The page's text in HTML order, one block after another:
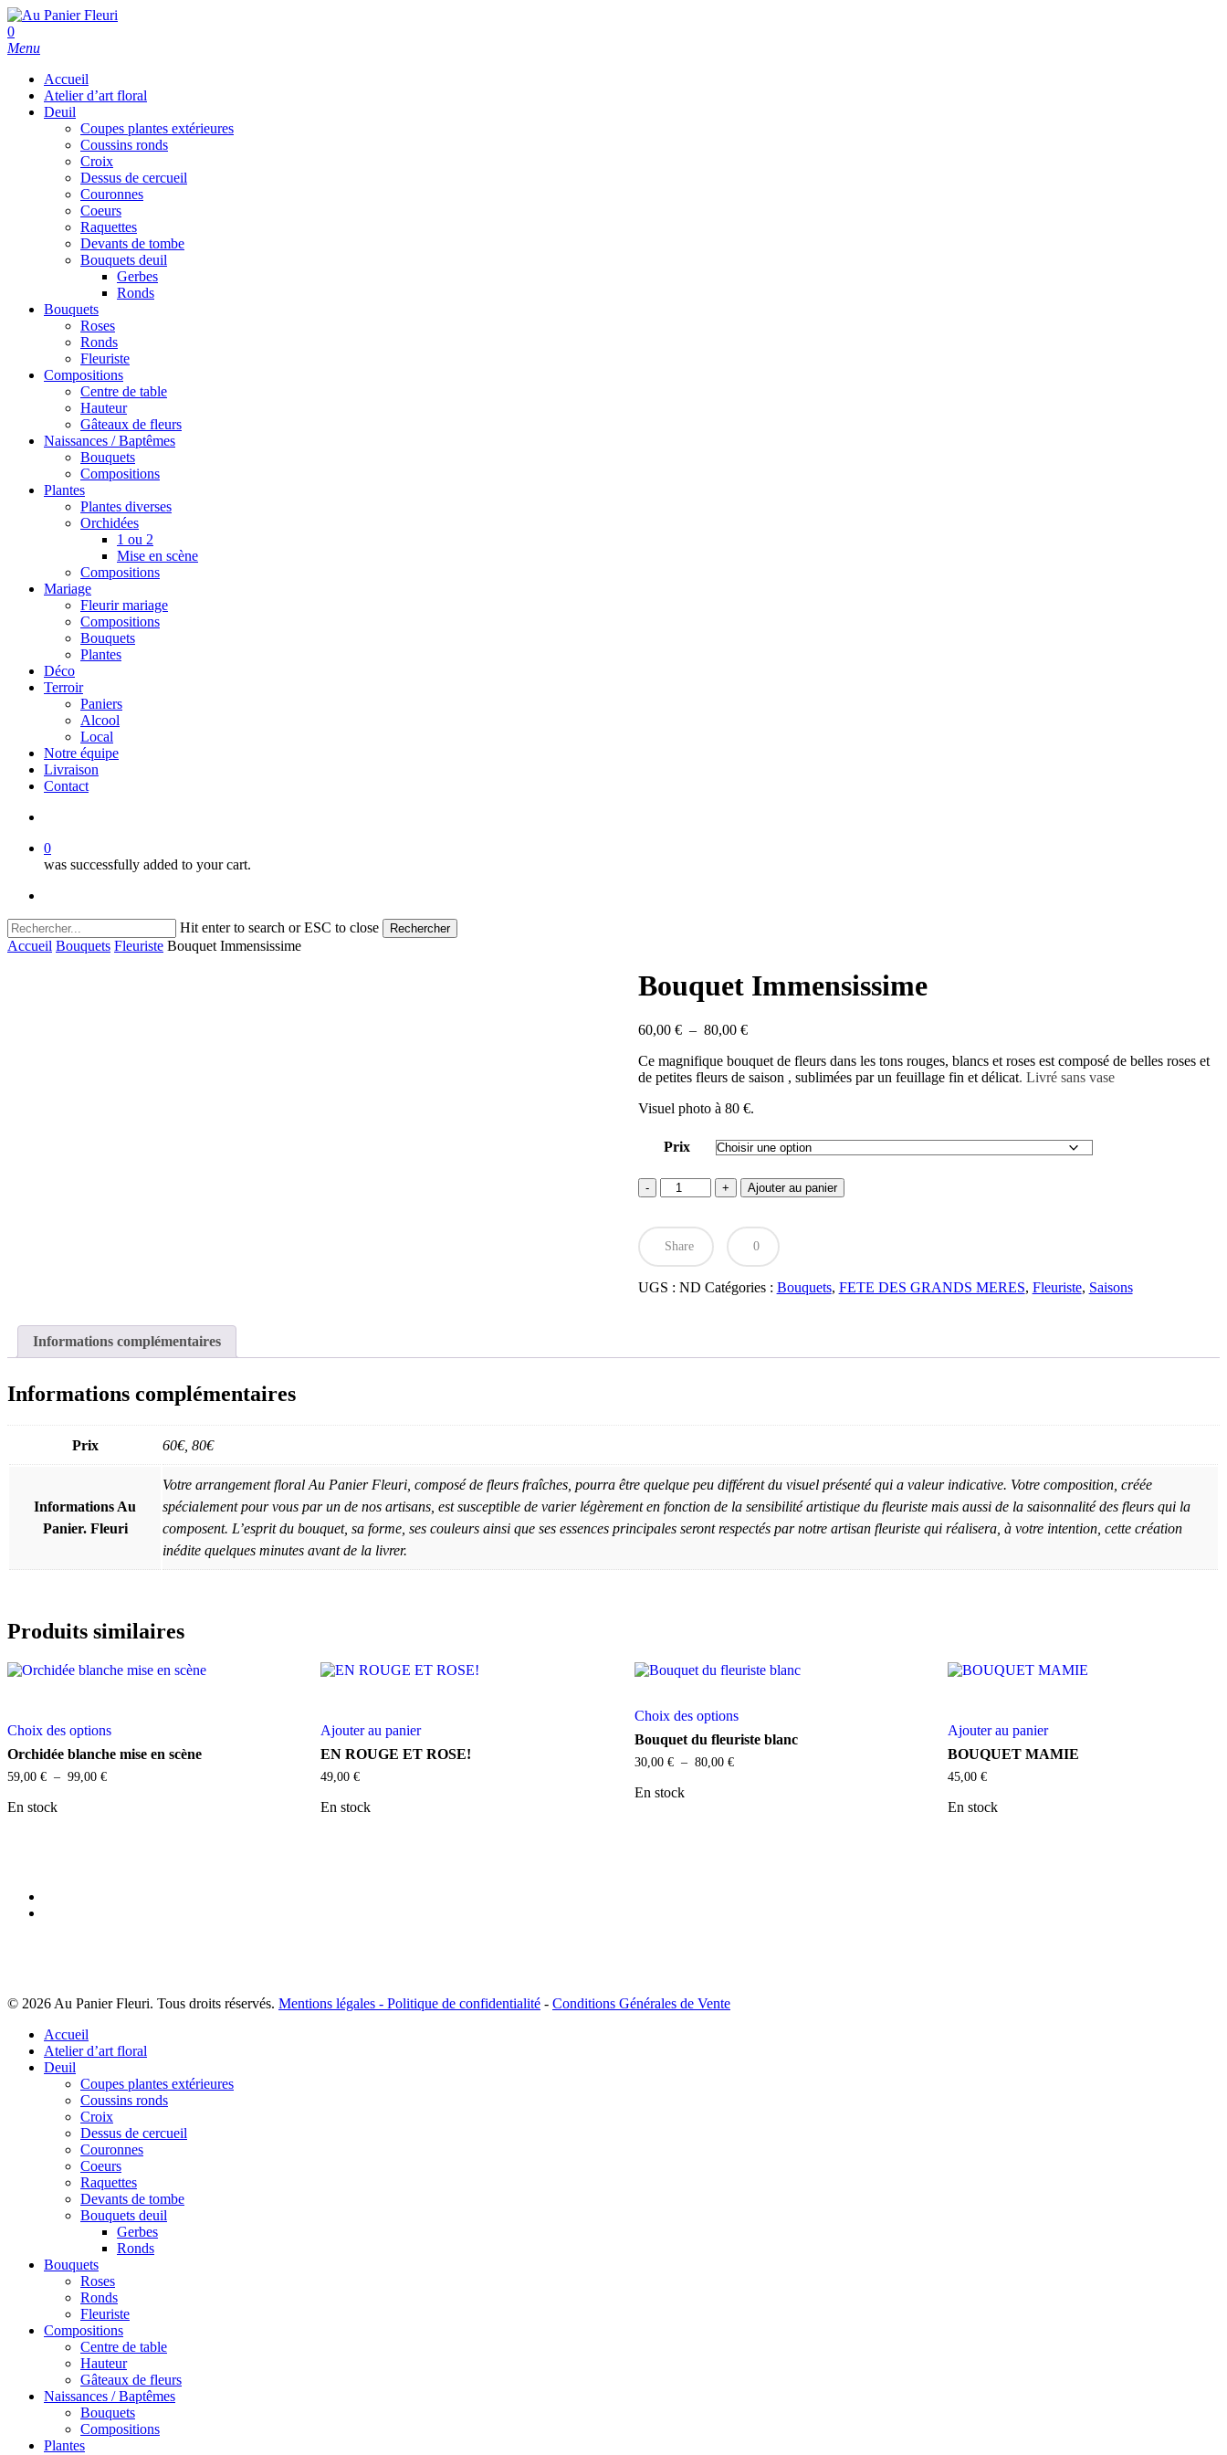
Skip
to
main
search
0
Menu
Accueil
Atelier d’art floral
Deuil
Coupes plantes extérieures
Coussins ronds
Croix
Dessus de cercueil
Couronnes
Coeurs
Raquettes
Devants de tombe
Bouquets deuil
Gerbes
Ronds
Bouquets
Roses
Ronds
Fleuriste
Compositions
Centre de table
Hauteur
Gâteaux de fleurs
Naissances / Baptêmes
Bouquets
Compositions
Plantes
Plantes diverses
Orchidées
1 ou 2
Mise en scène
Compositions
Mariage
Fleurir mariage
Compositions
Bouquets
Plantes
Déco
Terroir
Paniers
Alcool
Local
Notre équipe
Livraison
Contact
0
was successfully added to your cart.
Hit enter to search or ESC to close Rechercher
Close
Accueil Bouquets Fleuriste Bouquet Immensissime
Bouquet Immensissime
60,00 € – 80,00 €Plage
prix :
60,00 €
80,00 €
Ce magnifique bouquet de fleurs dans les tons rouges, blancs et roses est composé de belles roses et
de petites fleurs de saison , sublimées par un feuillage fin et délicat. Livré sans vase
Visuel photo à 80 €.
Prix
quantité
de
Immensissime
Ajouter au panier
Share 0
UGS : ND Catégories : Bouquets, FETE DES GRANDS MERES, Fleuriste, Saisons
Informations complémentaires
Informations complémentaires
Prix 60€, 80€
Informations Au
Panier. Fleuri
Votre arrangement floral Au Panier Fleuri, composé de fleurs fraîches, pourra être quelque peu différent du visuel présenté qui a valeur indicative. Votre composition, créée
spécialement pour vous par un de nos artisans, est susceptible de varier légèrement en fonction de la sensibilité artistique du fleuriste mais aussi de la saisonnalité des fleurs qui la
composent. L’esprit du bouquet, sa forme, ses couleurs ainsi que ses essences principales seront respectés par notre artisan fleuriste qui réalisera, à votre intention, cette création
inédite quelques minutes avant de la livrer.
Produits similaires
Choix des optionsproduit
plusieurs
Orchidée blanche mise en scène
59,00 € – 99,00 €Plage
En stock
Ajouter au panier
EN ROUGE ET ROSE!
49,00€
En stock
Choix des optionsproduit
a
plusieurs
Bouquet du fleuriste blanc
30,00 € – 80,00 €Plage
En stock
Ajouter au panier
BOUQUET MAMIE
45,00 €
En stock
© 2026 Au Panier Fleuri. Tous droits réservés. Mentions légales - Politique de confidentialité - Conditions Générales de Vente
Close
Menu
Accueil
Atelier d’art floral
Deuil
Coupes plantes extérieures
Coussins ronds
Croix
Dessus de cercueil
Couronnes
Coeurs
Raquettes
Devants de tombe
Bouquets deuil
Gerbes
Ronds
Bouquets
Roses
Ronds
Fleuriste
Compositions
Centre de table
Hauteur
Gâteaux de fleurs
Naissances / Baptêmes
Bouquets
Compositions
Plantes